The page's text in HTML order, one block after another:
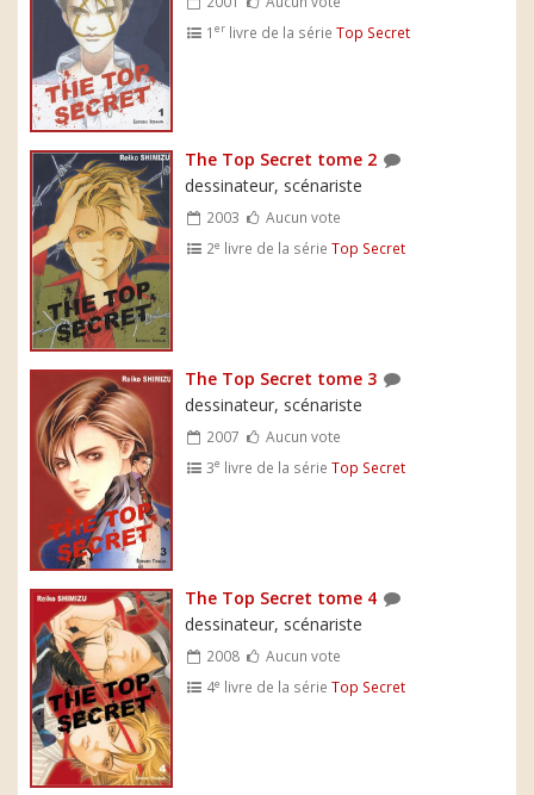
1er livre de la sérieTop Secret
The Top Secret tome 2
dessinateur, scénariste
2003
Aucun vote
2e livre de la sérieTop Secret
The Top Secret tome 3
dessinateur, scénariste
2007
Aucun vote
3e livre de la sérieTop Secret
The Top Secret tome 4
dessinateur, scénariste
2008
Aucun vote
4e livre de la sérieTop Secret